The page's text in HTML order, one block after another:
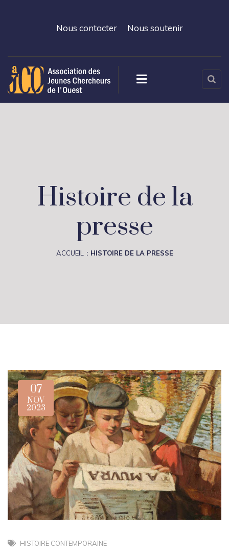
Nous contacter Nous soutenir
Histoire de la
presse
ACCUEIL HISTOIRE DE LA PRESSE
07
NOV
2023
HISTOIRE CONTEMPORAINE